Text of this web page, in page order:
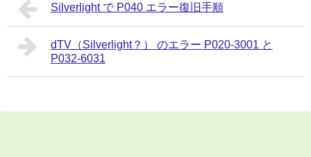
Silverlight で P040 エラー復旧手順
dTV（Silverlight？） のエラー P020-3001 と
P032-6031